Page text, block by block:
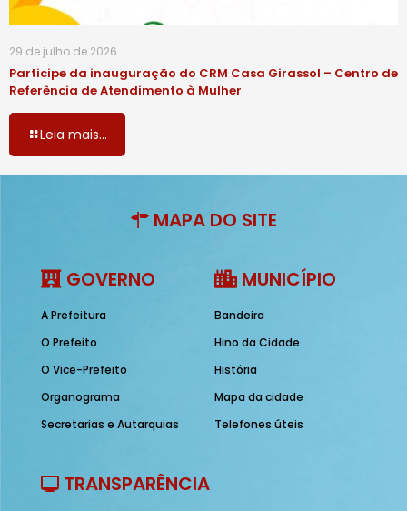
29 de julho de 2026
Participe da inauguração do CRM Casa Girassol – Centro de
Referência de Atendimento à Mulher
Leia mais...
MAPA DO SITE
GOVERNO
A Prefeitura
O Prefeito
O Vice-Prefeito
Organograma
Secretarias e Autarquias
MUNICÍPIO
Bandeira
Hino da Cidade
História
Mapa da cidade
Telefones úteis
TRANSPARÊNCIA